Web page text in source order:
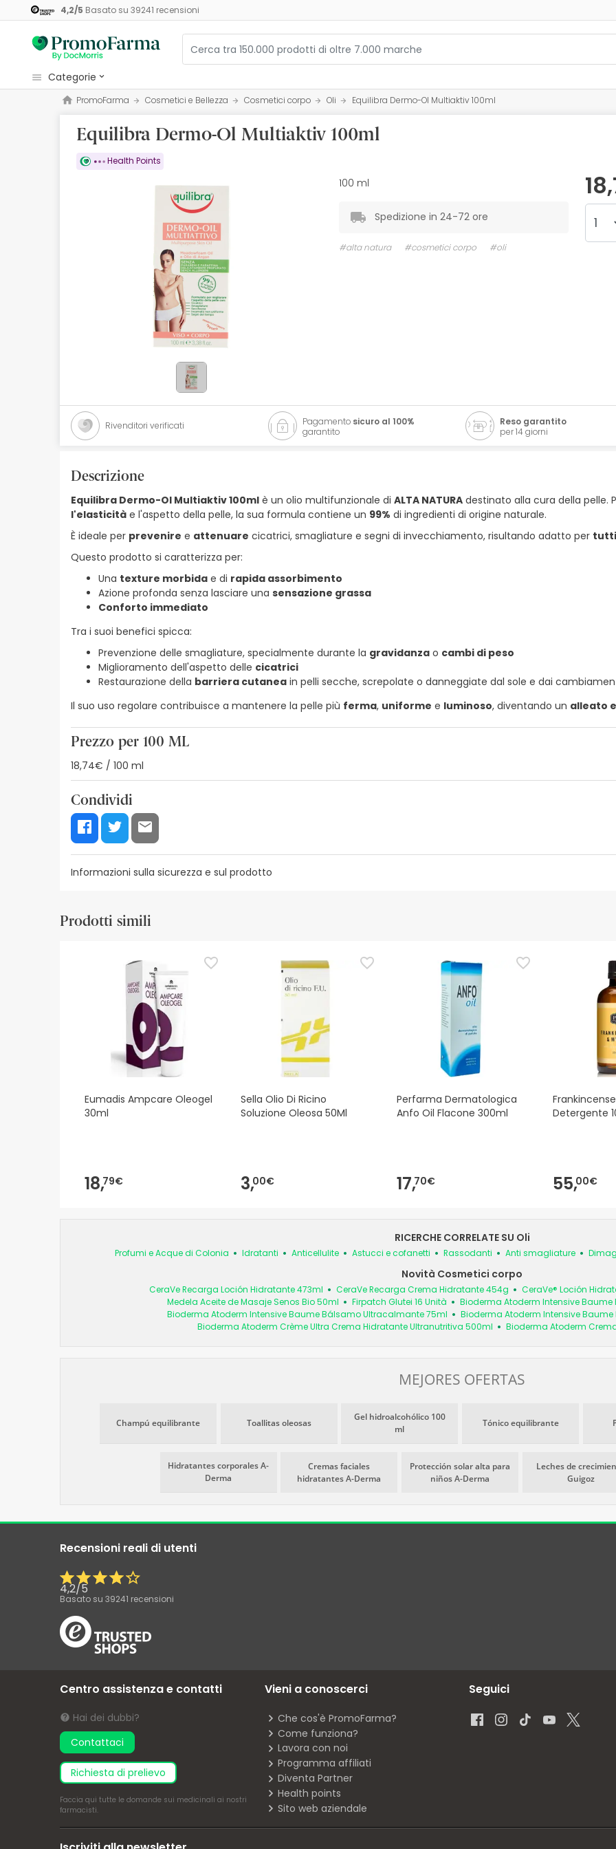
4,2/5 Basato su 39241 recensioni
categorie
Cosmetici e Bellezza
Salute e Benessere
Igiene
I più venduti
Health points
PromoFarma Cosmetici e Bellezza Cosmetici corpo Oli Equilibra Dermo-Ol Multiaktiv 100ml
Equilibra Dermo-Ol Multiaktiv 100ml
Health Points
100 ml
Spedizione in 24-72 ore
#alta natura #cosmetici corpo #oli
Rivenditori verificati Pagamento sicuro al 100%
garantito
Reso garantito
per 14 giorni
Descrizione
Equilibra Dermo-Ol Multiaktiv 100ml è un olio multifunzionale di ALTA NATURA destinato alla cura della pelle.
l'elasticità e l'aspetto della pelle, la sua formula contiene un 99% di ingredienti di origine naturale.
È ideale per prevenire e attenuare cicatrici, smagliature e segni di invecchiamento, risultando adatto per tutti
Questo prodotto si caratterizza per:
Una texture morbida e di rapida assorbimento
Azione profonda senza lasciare una sensazione grassa
Conforto immediato
Tra i suoi benefici spicca:
Prevenzione delle smagliature, specialmente durante la gravidanza o cambi di peso
Miglioramento dell'aspetto delle cicatrici
Restaurazione della barriera cutanea in pelli secche, screpolate o danneggiate dal sole e dai
Il suo uso regolare contribuisce a mantenere la pelle più ferma, uniforme e luminoso, diventando un alleato
Prezzo per 100 ML
18,74€ / 100 ml
Condividi
Informazioni sulla sicurezza e sul prodotto
Risorse per la sicurezza visiva
aggiornamenti. Nel frattempo, vi consigliamo di leggere le informazioni sulla sicurezza fornite con il prodotto
non esitate a contattarci. Inoltre, se lo desiderate, potete anche restituirlo seguendo i nostri
termini e condizioni.
Prodotti simili
Eumadis Ampcare Oleogel
30ml
18,79€
Sella Olio Di Ricino
Soluzione Oleosa 50Ml
3,00€
Perfarma Dermatologica
Anfo Oil Flacone 300ml
17,70€
Detergente
55,00€
RICERCHE CORRELATE SU Oli
Profumi e Acque di Colonia Idratanti Anticellulite Astucci e cofanetti Rassodanti Anti smagliature
Novità Cosmetici corpo
CeraVe Recarga Loción Hidratante 473ml CeraVe Recarga Crema Hidratante 454g
CeraVe® Loción
Medela Aceite de Masaje Senos Bio 50ml
Firpatch Glutei 16 Unità
Bioderma Atoderm Intensive
Bioderma Atoderm Intensive Baume Bálsamo Ultracalmante 75ml
Bioderma Atoderm Intensive
Bioderma Atoderm Crème Ultra Crema Hidratante Ultranutritiva 500ml
Bioderma Atoderm
MEJORES OFERTAS
Champú equilibrante Toallitas oleosas
Gel hidroalcohólico 100
ml
Tónico equilibrante
Hidratantes corporales A-
Derma
Cremas faciales
hidratantes A-Derma
Protección solar alta para
niños A-Derma
Leches de
Guigoz
Recensioni reali di utenti
4,2/5
Basato su 39241 recensioni
Centro assistenza e contatti
Hai dei dubbi?
Contattaci
richiesta di prelievo
Faccia qui tutte le domande sui medicinali ai nostri
farmacisti.
Vieni a conoscerci
Che cos'è PromoFarma?
Come funziona?
Lavora con noi
Programma affiliati
Diventa Partner
Health points
Sito web aziendale
Seguici